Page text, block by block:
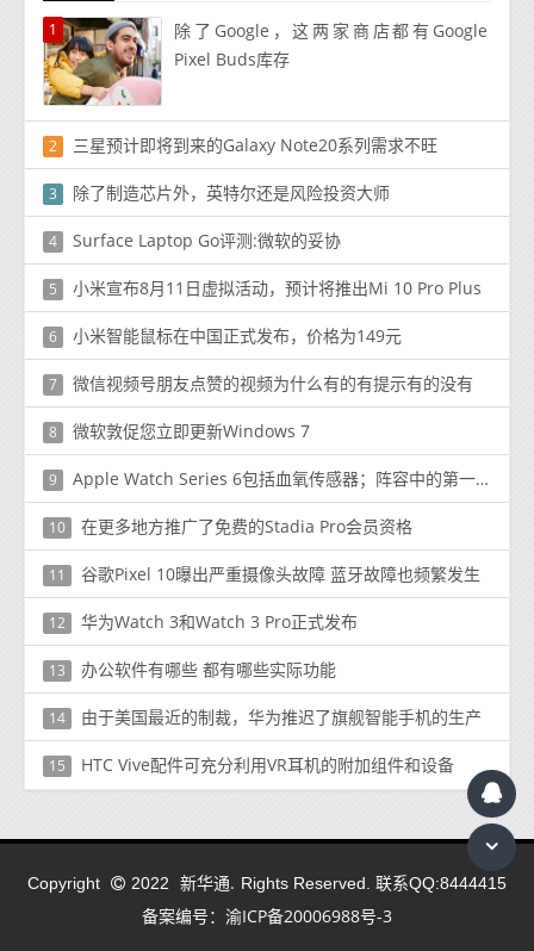
1
除了Google，这两家商店都有Google
Pixel Buds库存
2 三星预计即将到来的Galaxy Note20系列需求不旺
3 除了制造芯片外，英特尔还是风险投资大师
4 Surface Laptop Go评测:微软的妥协
5 小米宣布8月11日虚拟活动，预计将推出Mi 10 Pro Plus
6 小米智能鼠标在中国正式发布，价格为149元
7 微信视频号朋友点赞的视频为什么有的有提示有的没有
8 微软敦促您立即更新Windows 7
9 Apple Watch Series 6包括血氧传感器；阵容中的第一个这样做的模型
10 在更多地方推广了免费的Stadia Pro会员资格
11 谷歌Pixel 10曝出严重摄像头故障 蓝牙故障也频繁发生
12 华为Watch 3和Watch 3 Pro正式发布
13 办公软件有哪些 都有哪些实际功能
14 由于美国最近的制裁，华为推迟了旗舰智能手机的生产
15 HTC Vive配件可充分利用VR耳机的附加组件和设备
Copyright 2022 新华通. Rights Reserved. 联系QQ:8444415
备案编号：渝ICP备20006988号-3